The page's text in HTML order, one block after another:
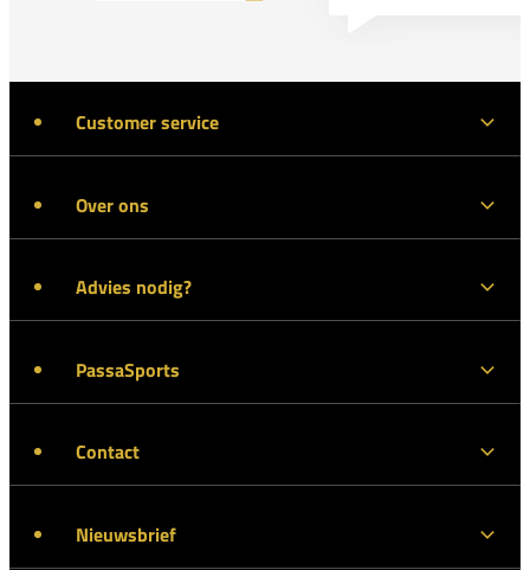
Customer service
Over ons
Advies nodig?
PassaSports
Contact
Nieuwsbrief